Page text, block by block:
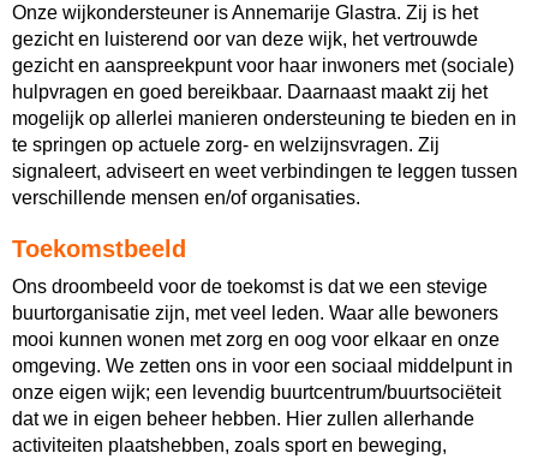
Onze wijkondersteuner is Annemarije Glastra. Zij is het
gezicht en luisterend oor van deze wijk, het vertrouwde
gezicht en aanspreekpunt voor haar inwoners met (sociale)
hulpvragen en goed bereikbaar. Daarnaast maakt zij het
mogelijk op allerlei manieren ondersteuning te bieden en in
te springen op actuele zorg- en welzijnsvragen. Zij
signaleert, adviseert en weet verbindingen te leggen tussen
verschillende mensen en/of organisaties.
Toekomstbeeld
Ons droombeeld voor de toekomst is dat we een stevige
buurtorganisatie zijn, met veel leden. Waar alle bewoners
mooi kunnen wonen met zorg en oog voor elkaar en onze
omgeving. We zetten ons in voor een sociaal middelpunt in
onze eigen wijk; een levendig buurtcentrum/buurtsociëteit
dat we in eigen beheer hebben. Hier zullen allerhande
activiteiten plaatshebben, zoals sport en beweging,